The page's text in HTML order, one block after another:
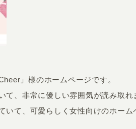
」様のホームページです。
て、非常に優しい雰囲気が読み取れ
いて、可愛らしく女性向けのホーム